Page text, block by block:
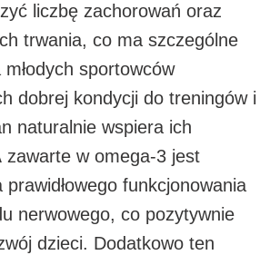
liczbę zachorowań oraz
trwania, co ma szczególne
sportowców
dobrej kondycji do treningów i
naturalnie wspiera ich
zawarte w omega-3 jest
prawidłowego funkcjonowania
nerwowego, co pozytywnie
dzieci. Dodatkowo ten